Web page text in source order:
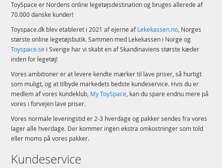
ToySpace er Nordens online legetøjsdestination og bruges allerede af
70.000 danske kunder!
Toyspace.dk blev etableret i 2021 af ejerne afLekekassen.no, Norges
største online legetøjsbutik. Sammen med Lekekassen i Norge og
Toyspace.se i Sverige har vi skabt en af Skandinaviens største kæder
inden for legetøj!
Vores ambitioner er at levere kendte mærker til lave priser, så hurtigt
som muligt, og at tilbyde markedets bedste kundeservice. Hvis du er
medlem af vores kundeklub, My ToySpace, kan du spare endnu mere på
vores i forvejen lave priser.
Vores normale leveringstid er 2-3 hverdage og pakker sendes fra vores
lager alle hverdage. Der kommer ingen ekstra omkostninger som told
eller moms på vores pakker.
Kundeservice